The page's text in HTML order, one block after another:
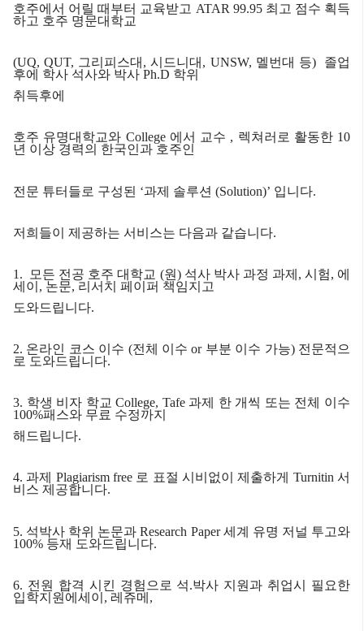
호주에서 어릴 때부터 교육받고 ATAR 99.95 최고 점수 획득
하고 호주 명문대학교
(UQ, QUT, 그리피스대 ,시드니대 , UNSW, 멜번대 등) 졸업
후에 학사 석사와 박사 Ph.D 학위
취득후에
호주 유명대학교와 College 에서 교수 , 렉쳐러로 활동한 10
년 이상 경력의 한국인과 호주인
전문 튜터들로 구성된 ‘과제 솔루션 (Solution)’ 입니다.
저희들이 제공하는 서비스는 다음과 같습니다.
1. 모든 전공 호주 대학교 (원) 석사 박사 과정 과제 , 시험, 에
세이 , 논문, 리서치 페이퍼 책임지고
도와드립니다.
2. 온라인 코스 이수 (전체 이수 or 부분 이수 가능) 전문적으
로 도와드립니다.
3. 학생 비자 학교College, Tafe 과제 한 개씩 또는 전체 이수
100%패스와 무료 수정까지
해드립니다.
4. 과제 Plagiarism free 로 표절 시비없이 제출하게 Turnitin서
비스 제공합니다.
5. 석박사 학위 논문과Research Paper세계 유명 저널 투고와
100% 등재 도와드립니다.
6. 전원 합격 시킨 경험으로 석.박사 지원과 취업시 필요한
입학지원에세이 , 레쥬메 ,